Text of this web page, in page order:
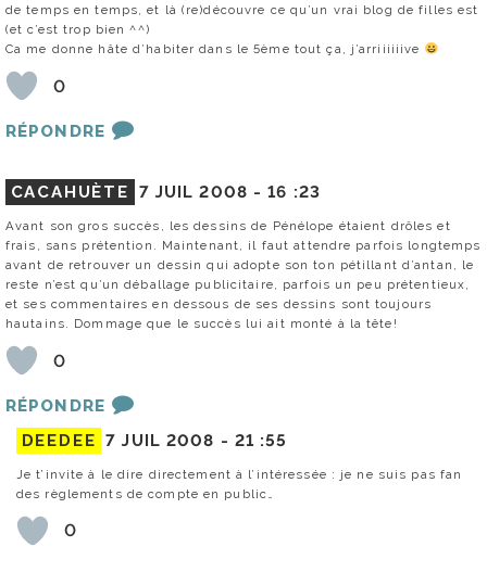
de temps en temps, et là (re)découvre ce qu’un vrai blog de filles est
(et c’est trop bien ^^)
Ca me donne hâte d’habiter dans le 5ème tout ça, j’arriiiiiive
0
RÉPONDRE
CACAHUÈTE 7 JUIL 2008 -16 :23
Avant son gros succès, les dessins de Pénélope étaient drôles et
frais, sans prétention. Maintenant, il faut attendre parfois longtemps
avant de retrouver un dessin qui adopte son ton pétillant d’antan, le
reste n’est qu’un déballage publicitaire, parfois un peu prétentieux,
et ses commentaires en dessous de ses dessins sont toujours
hautains. Dommage que le succès lui ait monté à la tête!
0
RÉPONDRE
DEEDEE 7 JUIL 2008 - 21 :55
Je t’invite à le dire directement à l’intéressée : je ne suis pas fan
des règlements de compte en public…
0